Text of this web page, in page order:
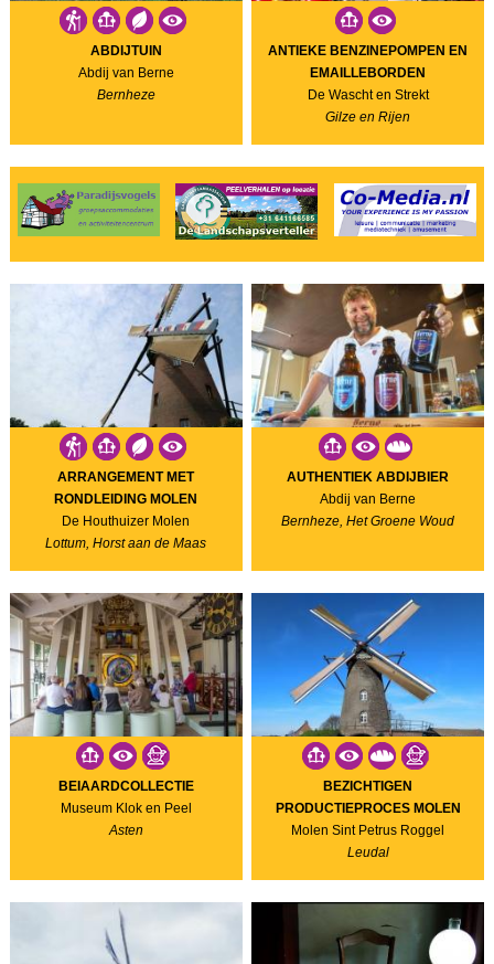
ABDIJTUIN
Abdij van Berne
Bernheze
ANTIEKE BENZINEPOMPEN EN
EMAILLEBORDEN
De Wascht en Strekt
Gilze en Rijen
ARRANGEMENT MET
RONDLEIDING MOLEN
De Houthuizer Molen
Lottum, Horst aan de Maas
AUTHENTIEK ABDIJBIER
Abdij van Berne
Bernheze, Het Groene Woud
BEIAARDCOLLECTIE
Museum Klok en Peel
Asten
BEZICHTIGEN
PRODUCTIEPROCES MOLEN
Molen Sint Petrus Roggel
Leudal